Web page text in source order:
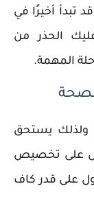
تبدأ أخيرًا في
الحذر من
المهمة.
ولذلك يستحق
على تخصيص
على قدر كاف